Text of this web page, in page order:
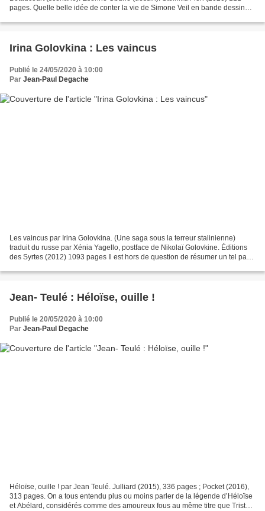
pages. Quelle belle idée de conter la vie de Simone Veil en bande dessinée
Irina Golovkina : Les vaincus
Publié le 24/05/2020 à 10:00
Par Jean-Paul Degache
Les vaincus par Irina Golovkina. (Une saga sous la terreur stalinienne)
traduit du russe par Xénia Yagello, postface de Nikolaï Golovkine. Éditions
des Syrtes (2012) 1093 pages Il est hors de question de résumer un tel pavé
Jean- Teulé : Héloïse, ouille !
Publié le 20/05/2020 à 10:00
Par Jean-Paul Degache
Héloïse, ouille ! par Jean Teulé. Julliard (2015), 336 pages ; Pocket (2016),
313 pages. On a tous entendu plus ou moins parler de la légende d’Héloïse
et Abélard, considérés comme des amoureux fous au même titre que Tristan